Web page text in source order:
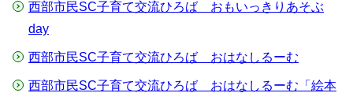
西部市民SC子育て交流ひろば おもいっきりあそぶ
day
西部市民SC子育て交流ひろば おはなしるーむ
西部市民SC子育て交流ひろば おはなしるーむ「絵本